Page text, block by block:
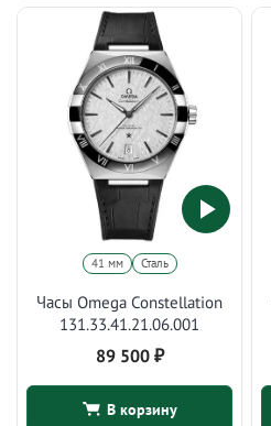
41 мм Сталь
Часы Omega Constellation
131.33.41.21.06.001
89 500 ₽
В корзину